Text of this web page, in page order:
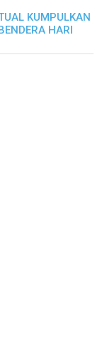
KUMPULKAN
HARI